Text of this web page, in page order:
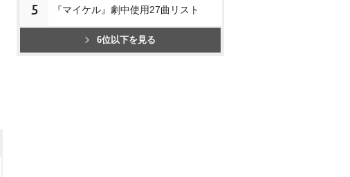
5 『マイケル』劇中使用27曲リスト
6位以下を見る